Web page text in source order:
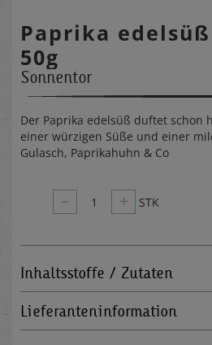
Paprika
50g
Sonnentor
Der Paprika edelsüß duftet schon
einer würzigen Süße und einer
Gulasch, Paprikahuhn & Co
– 1 + STK
Inhaltsstoffe / Zutaten
Lieferanteninformation